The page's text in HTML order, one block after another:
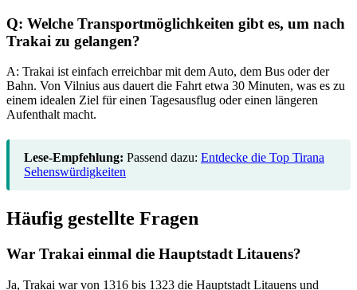
Q: Welche Transportmöglichkeiten gibt es, um nach
Trakai zu gelangen?
A: Trakai ist einfach erreichbar mit dem Auto, dem Bus oder der
Bahn. Von Vilnius aus dauert die Fahrt etwa 30 Minuten, was es zu
einem idealen Ziel für einen Tagesausflug oder einen längeren
Aufenthalt macht.
Lese-Empfehlung: Passend dazu: Entdecke die Top Tirana
Sehenswürdigkeiten
Häufig gestellte Fragen
War Trakai einmal die Hauptstadt Litauens?
Ja, Trakai war von 1316 bis 1323 die Hauptstadt Litauens und